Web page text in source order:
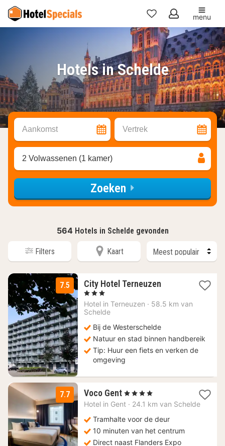
Mijn
favorieten
menu
Hotels in Schelde
Aankomst Vertrek
2 Volwassenen (1 kamer)
Zoeken
564 Hotels in Schelde gevonden
Filters Kaart
7.5 City Hotel Terneuzen1
vanaf
, 3 Sterren
Hotel in Terneuzen · 58.5 km van
Schelde
Bij de Westerschelde
Natuur en stad binnen handbereik
Tip: Huur een fiets en verken de
omgeving
7.7 Voco Gent 1
nacht
99
€
, 4 Sterren
Hotel in Gent · 24.1 km van Schelde
Tramhalte voor de deur
10 minuten van het centrum
Direct naast Flanders Expo